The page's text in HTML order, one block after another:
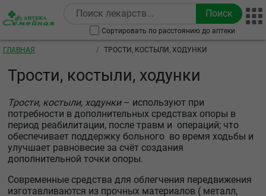
Сортировать по расстоянию до аптеки
Строка навигации
ГЛАВНАЯ ТРОСТИ, КОСТЫЛИ, ХОДУНКИ
Трости, костыли, ходунки
Трости, костыли, ходунки – используют при
потребности в дополнительных средствах опоры в
период реабилитации, после травм и операций; что
обеспечивает поддержку больного во время ходьбы и
улучшает равновесие за счёт создания
дополнительной точки опоры.
Современные средства для облегчения передвижения
изготавливаются из прочных материалов ( металл,